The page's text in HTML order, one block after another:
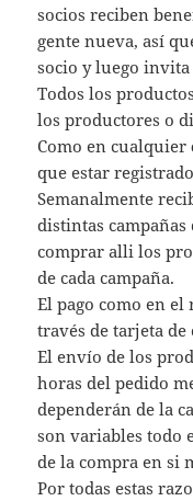
socios reciben
gente nueva, así
socio y luego invita
Todos los
los productores o
Como en cualquier
que estar
Semanalmente
distintas
comprar alli los
de cada campaña.
El pago como en el
través de tarjeta de
El envío de los
horas del pedido
dependerán de la
son variables todo
de la compra en si
Por todas estas